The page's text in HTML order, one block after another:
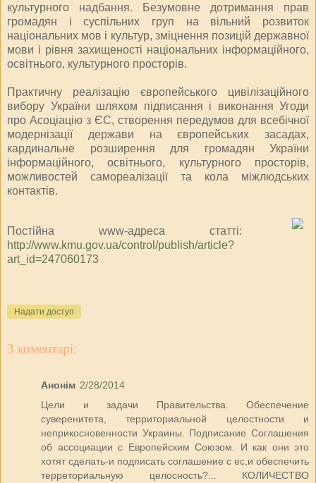
культурного надбання. Безумовне дотримання прав
громадян і суспільних груп на вільний розвиток
національних мов і культур, зміцнення позицій державної
мови і рівня захищеності національних інформаційного,
освітнього, культурного просторів.
Практичну реалізацію європейського цивілізаційного
вибору України шляхом підписання і виконання Угоди
про Асоціацію з ЄС, створення передумов для всебічної
модернізації держави на європейських засадах,
кардинальне розширення для громадян України
інформаційного, освітнього, культурного просторів,
можливостей самореалізації та кола міжлюдських
контактів.
Постійна www-адреса статті:
http://www.kmu.gov.ua/control/publish/article?
art_id=247060173
Надати доступ
3 коментарі:
Анонім 2/28/2014
Цели и задачи Правительства. Обеспечение
суверенитета, территориальной целостности и
неприкосновенности Украины. Подписание Соглашения
об ассоциации с Европейским Союзом. И как они это
хотят сделать-и подписать соглашение с ес,и обеспечить
терреториальную целосность?... КОЛИЧЕСТВО